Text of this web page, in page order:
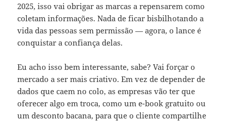
2025, isso vai obrigar as marcas a repensarem como
coletam informações. Nada de ficar bisbilhotando a
vida das pessoas sem permissão — agora, o lance é
conquistar a confiança delas.
Eu acho isso bem interessante, sabe? Vai forçar o
mercado a ser mais criativo. Em vez de depender de
dados que caem no colo, as empresas vão ter que
oferecer algo em troca, como um e-book gratuito ou
um desconto bacana, para que o cliente compartilhe